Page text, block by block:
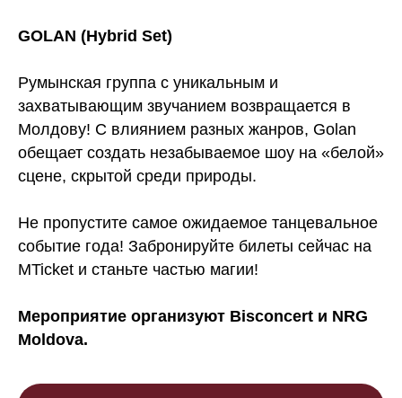
GOLAN (Hybrid Set)
Румынская группа с уникальным и
захватывающим звучанием возвращается в
Молдову! С влиянием разных жанров, Golan
обещает создать незабываемое шоу на «белой»
сцене, скрытой среди природы.
Не пропустите самое ожидаемое танцевальное
событие года! Забронируйте билеты сейчас на
MTicket и станьте частью магии!
Мероприятие организуют Bisconcert и NRG
Moldova.